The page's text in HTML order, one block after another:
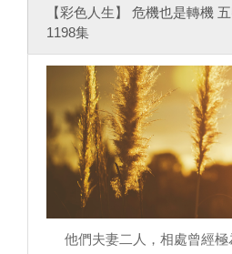
【彩色人生】 危機也是轉機
1198集
他們夫妻二人，相處曾經